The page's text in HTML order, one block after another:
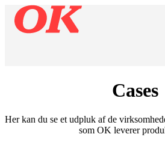
Cases
Her kan du se et udpluk af de
som OK leverer